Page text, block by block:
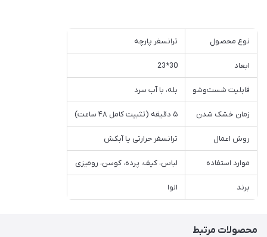
نوع محصول ترانسفر پارچه
ابعاد 30*23
قابلیت شست‌وشو بله، با آب سرد
زمان خشک شدن ۵ دقیقه (تثبیت کامل ۴۸ ساعت)
روش اعمال ترانسفر حرارتی یا آبکش
موارد استفاده لباس، کیف، پرده، کوسن، رومیزی
برند الوا
محصولات مرتبط